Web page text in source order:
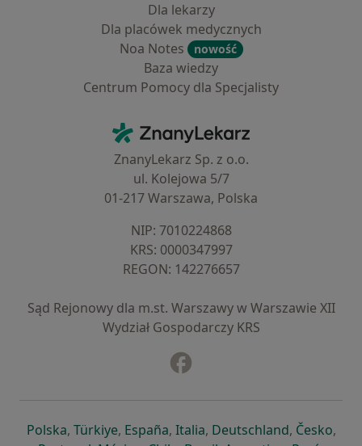
Dla lekarzy
Dla placówek medycznych
Noa Notes
nowość
Baza wiedzy
Centrum Pomocy dla Specjalisty
ZnanyLekarz - Strona główna
ZnanyLekarz Sp. z o.o.
ul. Kolejowa 5/7
01-217 Warszawa, Polska
NIP: ⁠7010224868
KRS: ⁠0000347997
REGON: ⁠142276657
Sąd Rejonowy dla m.st. Warszawy w Warszawie XII
Wydział Gospodarczy KRS
Polskaotwiera się w nowej karcie
, Türkiyeotwiera się w nowej karcie
, Españaotwiera się w nowej karcie
, Italiaotwiera się w nowej
, Deutschlandotwiera się
, Česko,